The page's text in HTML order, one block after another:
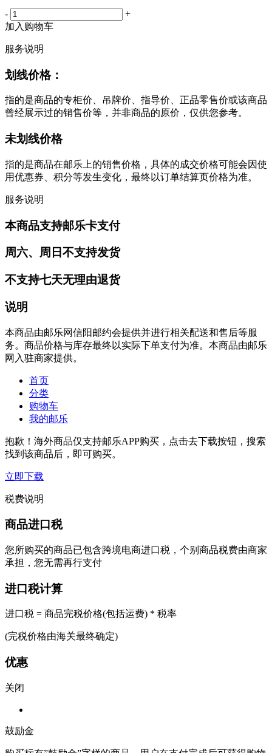
-
+
加入购物车
服务说明
划线价格：
指的是商品的专柜价、吊牌价、指导价、正品零售价或该商品
曾经展示过的销售价等，并非商品的原价，仅供您参考。
未划线价格
指的是商品在邮乐上的销售价格，具体的成交价格可能会因使
用优惠券、积分等发生变化，最终以订单结算页价格为准。
服务说明
本商品支持邮乐卡支付
周六、周日不支持发货
不支持七天无理由退货
说明
本商品由邮乐网信阳邮约会提供并进行相关配送和售后等服
务。商品价格与库存最终以实际下单支付为准。本商品由邮乐
网入驻商家提供。
首页
分类
购物车
我的邮乐
抱歉！海外商品仅支持邮乐APP购买，点击去下载按钮，搜索
找到该商品后，即可购买。
立即下载
税费说明
商品进口税
您所购买的商品已包含跨境电商进口税，个别商品税费由商家
承担，您无需再行支付
进口税计算
进口税 = 商品完税价格(包括运费) * 税率
(完税价格由海关最终确定)
优惠
关闭
鼓励金